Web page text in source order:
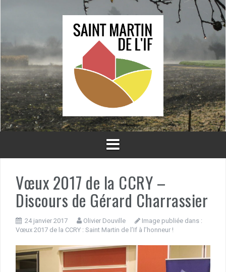
Vœux 2017 de la CCRY –
Discours de Gérard Charrassier
24 janvier 2017 Olivier Douville
Image publiée dans :
Vœux 2017 de la CCRY : Saint Martin de l’If à l’honneur !